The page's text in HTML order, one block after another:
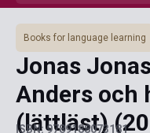
Books for language learning
Jonas
Anders och
(lättläst)
ISBN: 9789188073181